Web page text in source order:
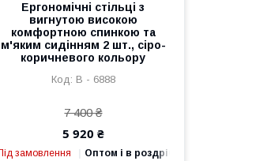
Ергономічні стільці з
вигнутою високою
комфортною спинкою та
м'яким сидінням 2 шт., сіро-
коричневого кольору
B - 6888
7 400 ₴
5 920 ₴
замовлення Оптом і в роздріб